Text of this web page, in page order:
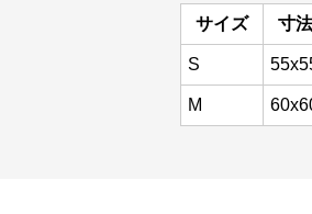
サイズ 寸
S
M